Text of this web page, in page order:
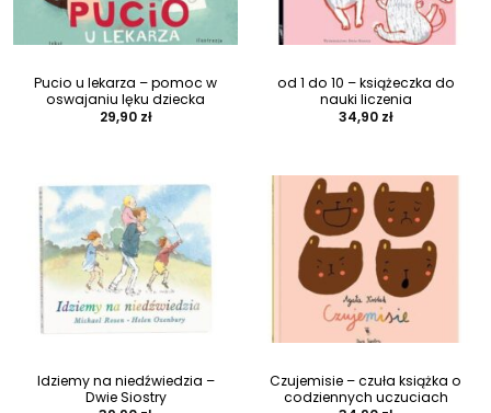
Pucio u lekarza – pomoc w
oswajaniu lęku dziecka
29,90 zł
od 1 do 10 – książeczka do
nauki liczenia
34,90 zł
Idziemy na niedźwiedzia –
Dwie Siostry
Czujemisie – czuła książka o
codziennych uczuciach